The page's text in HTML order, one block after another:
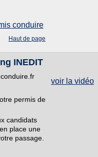
conduire
Haut de page
INEDIT
voir la vidéo
permis de
candidats
place une
passage.